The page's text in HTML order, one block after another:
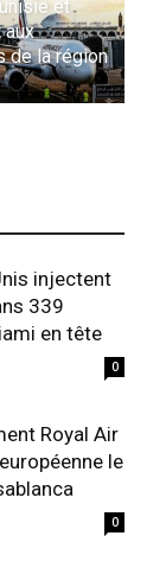
et
aux
de la région
injectent
339
en tête
0
Royal Air
le
0